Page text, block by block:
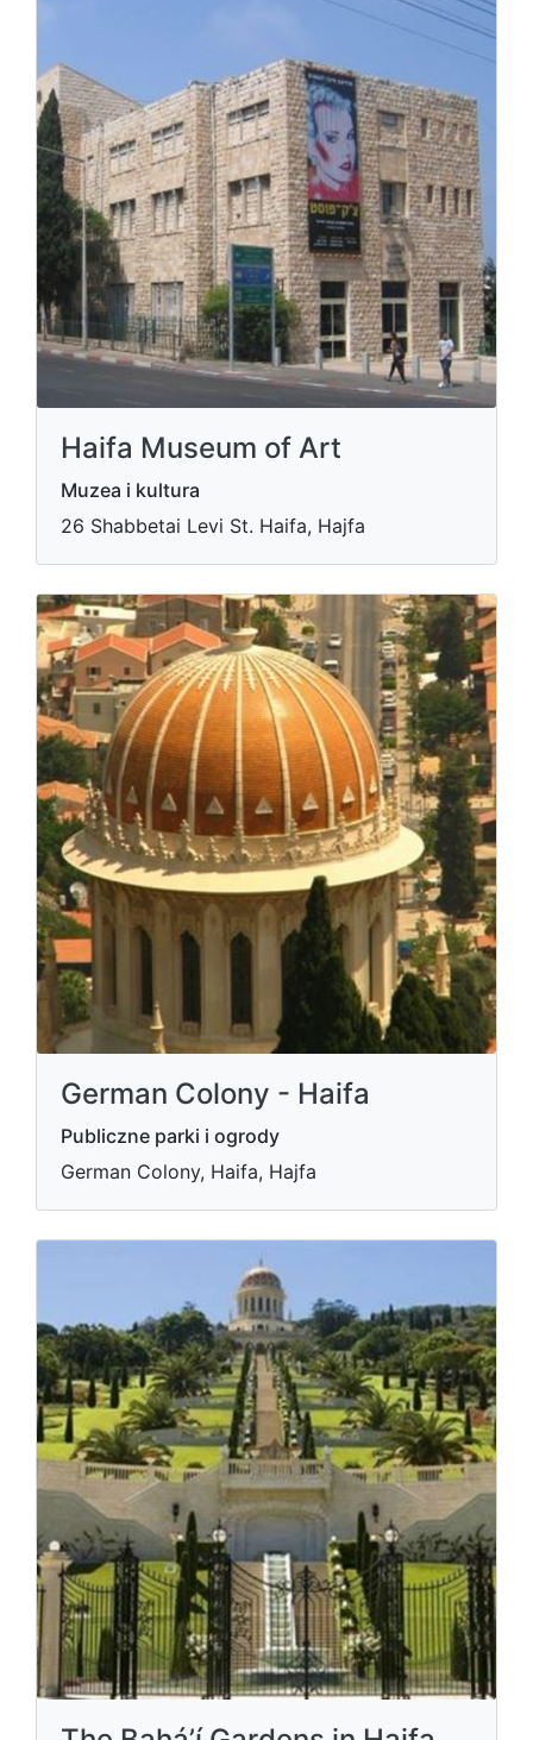
Haifa Museum of Art
Muzea i kultura
26 Shabbetai Levi St. Haifa, Hajfa
German Colony - Haifa
Publiczne parki i ogrody
German Colony, Haifa, Hajfa